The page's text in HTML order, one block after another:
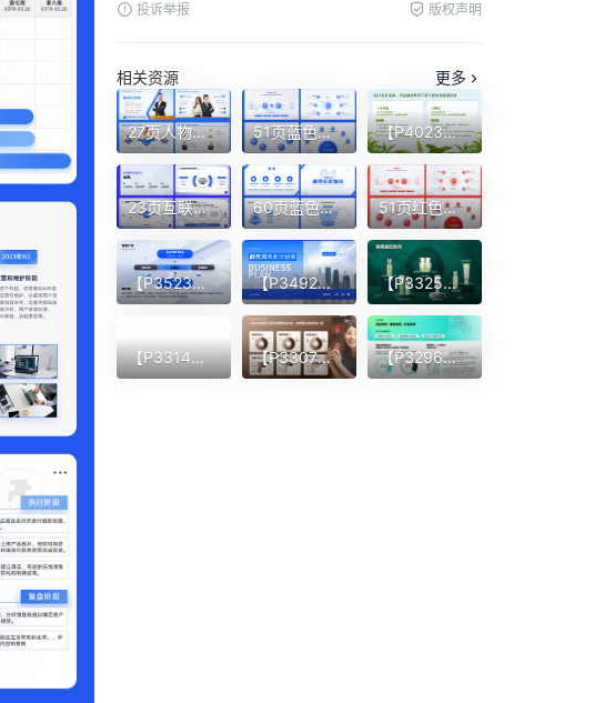
投诉举报 版权声明
相关资源 更多
27页人物介绍个人履历组织架构部门团队成员风采展示多图PPT模板 51页蓝色大厂逻辑架构图一键换色含字体PPT模板 【P4023】茶叶抖音电商PPT内容版式
23页互联网商业汇报业务逻辑图PPT模板 60页蓝色互联网多功能逻辑系统组织架构图一键换色PPT模版 51页红色互联网超全逻辑架构图一键换色PPT模板
【P3523】6页蓝色渐变多内容排版 【P3492】企业介绍类型内容版式 【P3325】护肤品产品展示
【P3314】科沃斯机器人介绍 【P3307】雀巢茶饮消费分析 【P3296】智能床垫内容版式